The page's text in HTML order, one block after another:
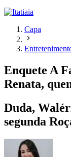
Capa
Enquete A
Renata,
Duda,
segunda